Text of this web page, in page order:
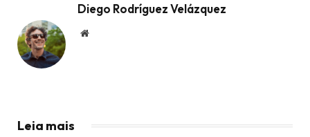
Diego Rodríguez Velázquez
Website
Leia mais